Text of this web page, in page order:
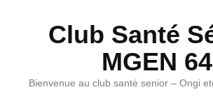
Club Santé
MGEN 64
Bienvenue au club santé senior – Ongi